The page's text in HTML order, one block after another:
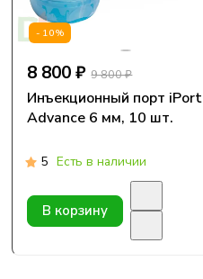
-10%
8 800 ₽ 9 800 ₽
Инъекционный порт iPort
Advance 6 мм, 10 шт.
5 Есть в наличии
В корзину